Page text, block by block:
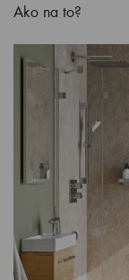
Ako na to?